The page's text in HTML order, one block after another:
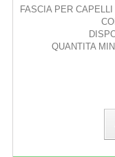
FASCIA PER
QUANTITA